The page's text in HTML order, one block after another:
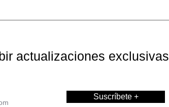
actualizaciones exclusivas
Suscríbete +